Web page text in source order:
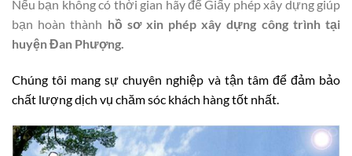
Nếu bạn không có thời gian hãy để Giấy phép xây dựng giúp
bạn hoàn thành hồ sơ xin phép xây dựng công trình tại
huyện Đan Phượng.
Chúng tôi mang sự chuyên nghiệp và tận tâm để đảm bảo
chất lượng dịch vụ chăm sóc khách hàng tốt nhất.